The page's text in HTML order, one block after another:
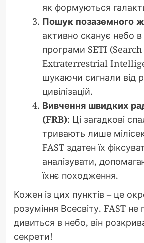
як формуються
Пошук позаземного
активно сканує небо
програми SETI
Extraterrestrial
шукаючи сигнали від
цивілізацій.
Вивчення швидких
(FRB): Ці загадкові
тривають лише
FAST здатен їх
аналізувати,
їхнє походження.
Кожен із цих пунктів – це
розуміння Всесвіту. FAST не
дивиться в небо, він
секрети!